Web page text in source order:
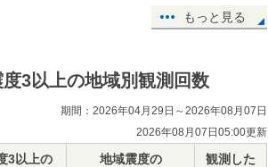
もっと見る
度3以上の地域別観測回数
期間：2026年04月29日～2026年08月07日
2026年08月07日05:00更新
3以上の
地域震度の
観測した